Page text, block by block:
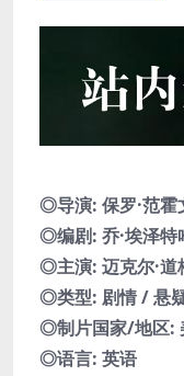
◎导演: 保罗·范霍
◎编剧: 乔·埃泽特
◎主演: 迈克尔·道
◎类型: 剧情 / 悬
◎制片国家/地区:
◎语言: 英语